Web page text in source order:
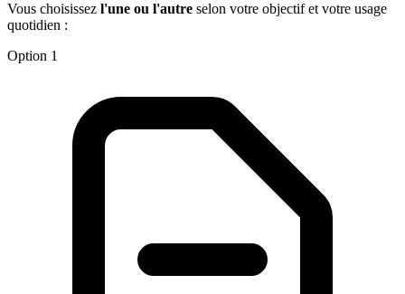
Vous choisissez l'une ou l'autre selon votre objectif et votre usage
quotidien :
Option 1